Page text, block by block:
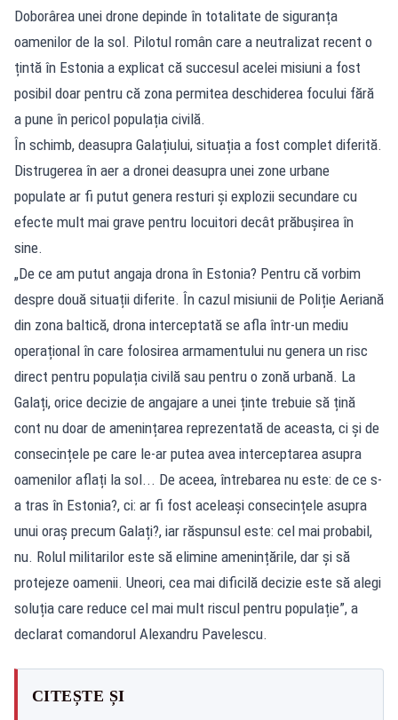
Doborârea unei drone depinde în totalitate de siguranța
oamenilor de la sol. Pilotul român care a neutralizat recent o
țintă în Estonia a explicat că succesul acelei misiuni a fost
posibil doar pentru că zona permitea deschiderea focului fără
a pune în pericol populația civilă.
În schimb, deasupra Galațiului, situația a fost complet diferită.
Distrugerea în aer a dronei deasupra unei zone urbane
populate ar fi putut genera resturi și explozii secundare cu
efecte mult mai grave pentru locuitori decât prăbușirea în
sine.
„De ce am putut angaja drona în Estonia? Pentru că vorbim
despre două situații diferite. În cazul misiunii de Poliție Aeriană
din zona baltică, drona interceptată se afla într-un mediu
operațional în care folosirea armamentului nu genera un risc
direct pentru populația civilă sau pentru o zonă urbană. La
Galați, orice decizie de angajare a unei ținte trebuie să țină
cont nu doar de amenințarea reprezentată de aceasta, ci și de
consecințele pe care le-ar putea avea interceptarea asupra
oamenilor aflați la sol... De aceea, întrebarea nu este: de ce s-
a tras în Estonia?, ci: ar fi fost aceleași consecințele asupra
unui oraș precum Galați?, iar răspunsul este: cel mai probabil,
nu. Rolul militarilor este să elimine amenințările, dar și să
protejeze oamenii. Uneori, cea mai dificilă decizie este să alegi
soluția care reduce cel mai mult riscul pentru populație”, a
declarat comandorul Alexandru Pavelescu.
CITEȘTE ȘI